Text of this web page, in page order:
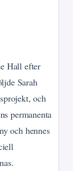
Hall efter
Sarah
och
permanenta
och hennes